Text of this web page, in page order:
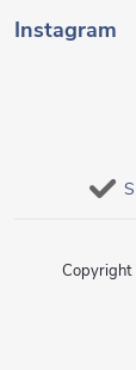
Instagram
Copyright